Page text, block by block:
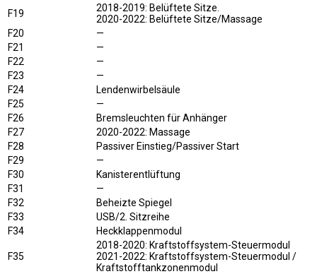
F19
2018-2019: Belüftete Sitze.
2020-2022: Belüftete Sitze/Massage
F20
—
F21
—
F22
—
F23
—
F24
Lendenwirbelsäule
F25
—
F26
Bremsleuchten für Anhänger
F27
2020-2022: Massage
F28
Passiver Einstieg/Passiver Start
F29
—
F30
Kanisterentlüftung
F31
—
F32
Beheizte Spiegel
F33
USB/2. Sitzreihe
F34
Heckklappenmodul
F35
2018-2020: Kraftstoffsystem-Steuermodul
2021-2022: Kraftstoffsystem-Steuermodul /
Kraftstofftankzonenmodul